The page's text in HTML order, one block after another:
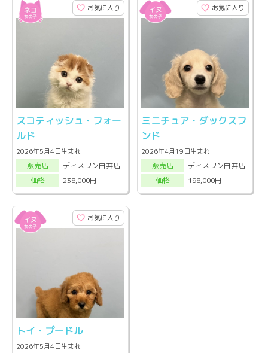
お気に入り
スコティッシュ・フォー
ルド
2026年5月4日生まれ
販売店
ディスワン白井店
価格
238,000円
お気に入り
ミニチュア・ダックスフ
ンド
2026年4月19日生まれ
販売店
ディスワン白井店
価格
198,000円
お気に入り
トイ・プードル
2026年5月4日生まれ